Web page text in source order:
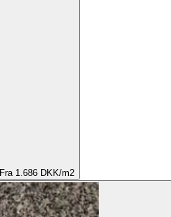
Fra 1.686 DKK/m2